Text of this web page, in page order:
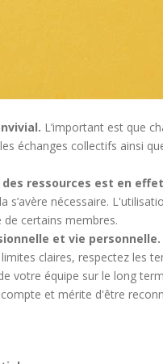
L’important est que
échanges collectifs ainsi
ressources est en
s’avère nécessaire.
certains membres.
et vie personnelle.
claires, respectez les
votre équipe sur le long
et mérite d'être